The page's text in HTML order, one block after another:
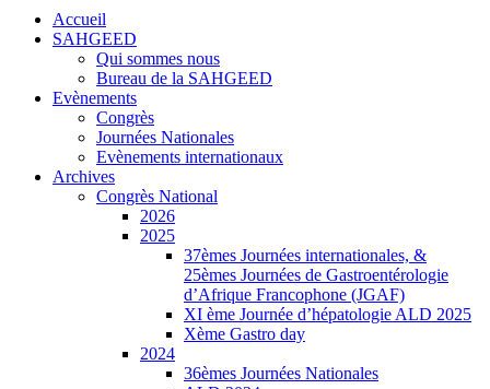
Accueil
SAHGEED
Qui sommes nous
Bureau de la SAHGEED
Evènements
Congrès
Journées Nationales
Evènements internationaux
Archives
Congrès National
2026
2025
37èmes Journées internationales, &
25èmes Journées de Gastroentérologie
d’Afrique Francophone (JGAF)
XI ème Journée d’hépatologie ALD 2025
Xème Gastro day
2024
36èmes Journées Nationales